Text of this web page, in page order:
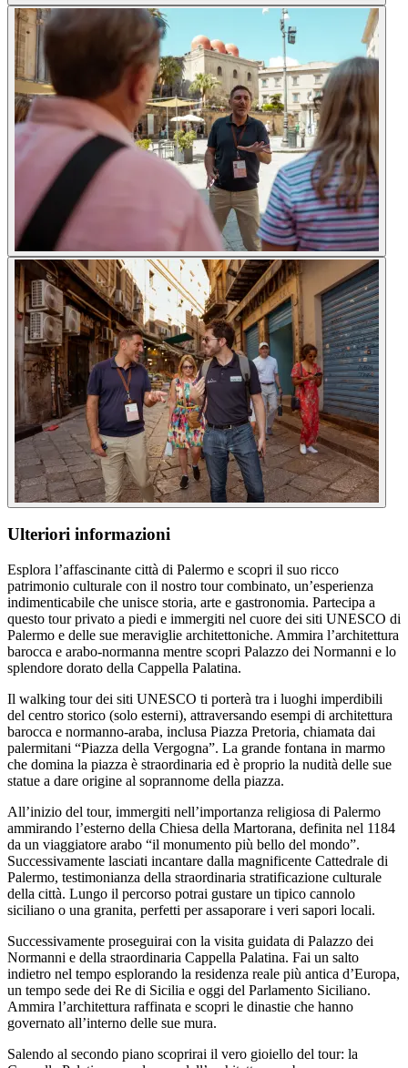
Ulteriori informazioni
Esplora l’affascinante città di Palermo e scopri il suo ricco
patrimonio culturale con il nostro tour combinato, un’esperienza
indimenticabile che unisce storia, arte e gastronomia. Partecipa a
questo tour privato a piedi e immergiti nel cuore dei siti UNESCO di
Palermo e delle sue meraviglie architettoniche. Ammira l’architettura
barocca e arabo-normanna mentre scopri Palazzo dei Normanni e lo
splendore dorato della Cappella Palatina.
Il walking tour dei siti UNESCO ti porterà tra i luoghi imperdibili
del centro storico (solo esterni), attraversando esempi di architettura
barocca e normanno-araba, inclusa Piazza Pretoria, chiamata dai
palermitani “Piazza della Vergogna”. La grande fontana in marmo
che domina la piazza è straordinaria ed è proprio la nudità delle sue
statue a dare origine al soprannome della piazza.
All’inizio del tour, immergiti nell’importanza religiosa di Palermo
ammirando l’esterno della Chiesa della Martorana, definita nel 1184
da un viaggiatore arabo “il monumento più bello del mondo”.
Successivamente lasciati incantare dalla magnificente Cattedrale di
Palermo, testimonianza della straordinaria stratificazione culturale
della città. Lungo il percorso potrai gustare un tipico cannolo
siciliano o una granita, perfetti per assaporare i veri sapori locali.
Successivamente proseguirai con la visita guidata di Palazzo dei
Normanni e della straordinaria Cappella Palatina. Fai un salto
indietro nel tempo esplorando la residenza reale più antica d’Europa,
un tempo sede dei Re di Sicilia e oggi del Parlamento Siciliano.
Ammira l’architettura raffinata e scopri le dinastie che hanno
governato all’interno delle sue mura.
Salendo al secondo piano scoprirai il vero gioiello del tour: la